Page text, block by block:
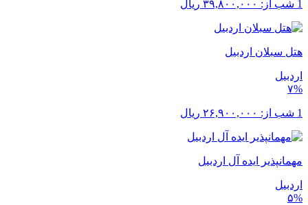
1 شب از: ۳۹,۸۰۰,۰۰۰ ریال
هتل سبلان اردبیل
اردبیل
۷%
1 شب از: ۲۶,۹۰۰,۰۰۰ ریال
مهمانپذیر ایده آل اردبیل
اردبیل
۵%